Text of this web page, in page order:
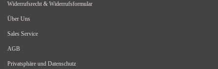
Widerrufsrecht & Widerrufsformular
Über Uns
Sales Service
AGB
Privatsphäre und Datenschutz